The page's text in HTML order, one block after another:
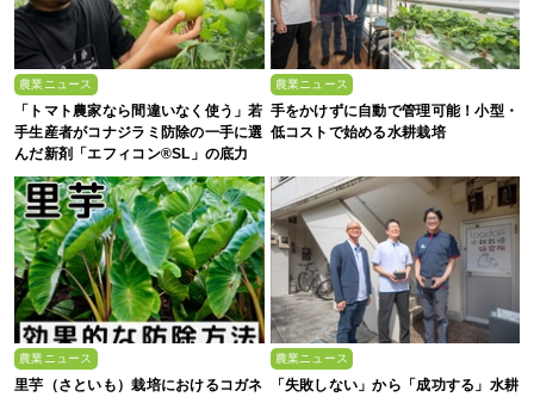
農業ニュース
「トマト農家なら間違いなく使う」若
手生産者がコナジラミ防除の一手に選
んだ新剤「エフィコン®SL」の底力
農業ニュース
手をかけずに自動で管理可能！小型・
低コストで始める水耕栽培
農業ニュース
里芋（さといも）栽培におけるコガネ
農業ニュース
「失敗しない」から「成功する」水耕